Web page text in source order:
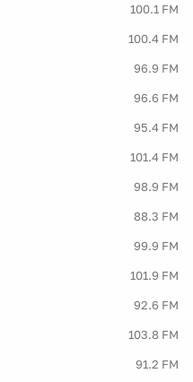
100.1 FM
100.4 FM
96.9 FM
96.6 FM
95.4 FM
101.4 FM
98.9 FM
88.3 FM
99.9 FM
101.9 FM
92.6 FM
103.8 FM
91.2 FM